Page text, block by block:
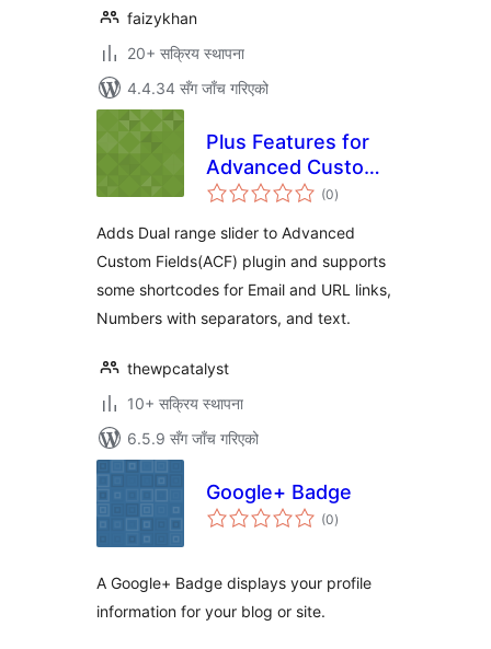
faizykhan
20+ सक्रिय स्थापना
4.4.34 सँग जाँच गरिएको
Plus Features for
Advanced Custom
Fields
(0कुल
रेटिङ्गहरू
)
Adds Dual range slider to Advanced
Custom Fields(ACF) plugin and supports
some shortcodes for Email and URL links,
Numbers with separators, and text.
thewpcatalyst
10+ सक्रिय स्थापना
6.5.9 सँग जाँच गरिएको
Google+ Badge
(0कुल
रेटिङ्गहरू
)
A Google+ Badge displays your profile
information for your blog or site.